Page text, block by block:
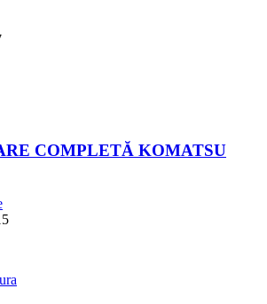
COMPLETĂ KOMATSU